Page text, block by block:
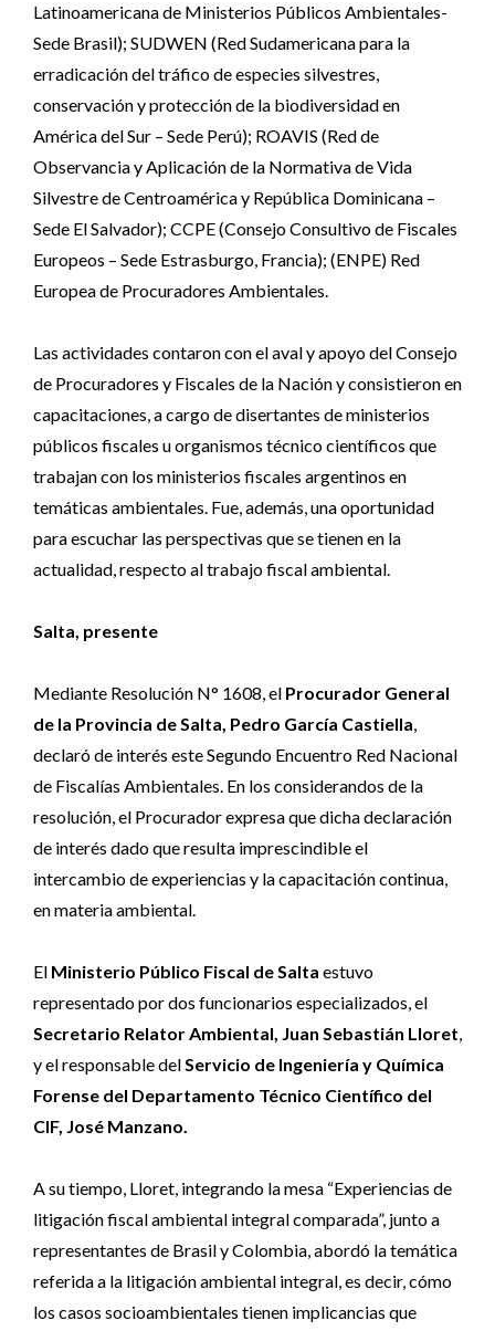
Latinoamericana de Ministerios Públicos Ambientales-
Sede Brasil); SUDWEN (Red Sudamericana para la
erradicación del tráfico de especies silvestres,
conservación y protección de la biodiversidad en
América del Sur – Sede Perú); ROAVIS (Red de
Observancia y Aplicación de la Normativa de Vida
Silvestre de Centroamérica y República Dominicana –
Sede El Salvador); CCPE (Consejo Consultivo de Fiscales
Europeos – Sede Estrasburgo, Francia); (ENPE) Red
Europea de Procuradores Ambientales.
Las actividades contaron con el aval y apoyo del Consejo
de Procuradores y Fiscales de la Nación y consistieron en
capacitaciones, a cargo de disertantes de ministerios
públicos fiscales u organismos técnico científicos que
trabajan con los ministerios fiscales argentinos en
temáticas ambientales. Fue, además, una oportunidad
para escuchar las perspectivas que se tienen en la
actualidad, respecto al trabajo fiscal ambiental.
Salta, presente
Mediante Resolución N° 1608, el Procurador General
de la Provincia de Salta, Pedro García Castiella,
declaró de interés este Segundo Encuentro Red Nacional
de Fiscalías Ambientales. En los considerandos de la
resolución, el Procurador expresa que dicha declaración
de interés dado que resulta imprescindible el
intercambio de experiencias y la capacitación continua,
en materia ambiental.
El Ministerio Público Fiscal de Salta estuvo
representado por dos funcionarios especializados, el
Secretario Relator Ambiental, Juan Sebastián Lloret,
y el responsable delServicio de Ingeniería y Química
Forense del Departamento Técnico Científico del
CIF, José Manzano.
A su tiempo, Lloret, integrando la mesa “Experiencias de
litigación fiscal ambiental integral comparada”, junto a
representantes de Brasil y Colombia, abordó la temática
referida a la litigación ambiental integral, es decir, cómo
los casos socioambientales tienen implicancias que